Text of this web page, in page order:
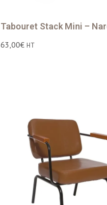
Tabouret Stack Mini –
63,00€ HT